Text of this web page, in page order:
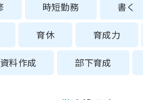
時短勤務 書く
育休 育成力
資料作成 部下育成